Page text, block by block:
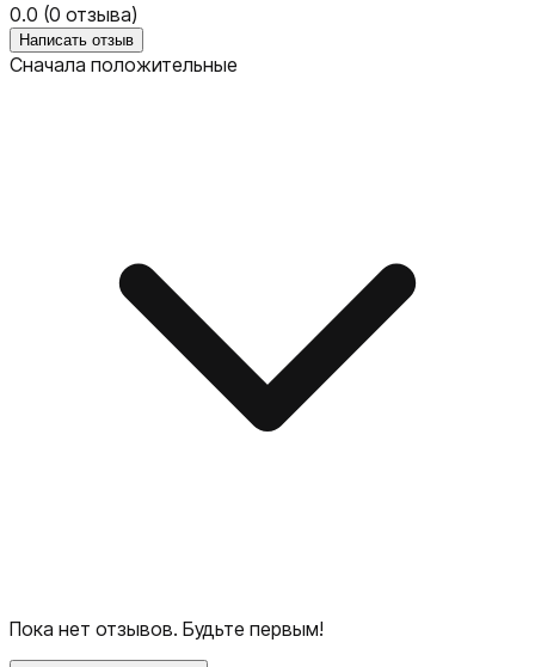
0.0 (0 отзыва)
Написать отзыв
Сначала положительные
Пока нет отзывов. Будьте первым!